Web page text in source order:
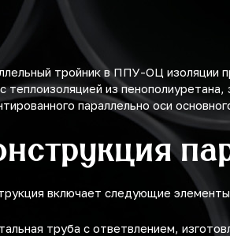
тройник в ППУ-ОЦ изоляции
теплоизоляцией из
параллельно оси
включает следующие
труба с ответвлением,